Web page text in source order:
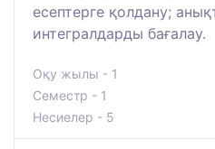
есептерге қолдану;
интегралдарды бағалау.
Оқу жылы - 1
Семестр - 1
Несиелер - 5